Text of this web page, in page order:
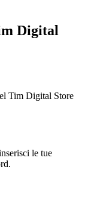
Digital
Tim Digital Store
le tue